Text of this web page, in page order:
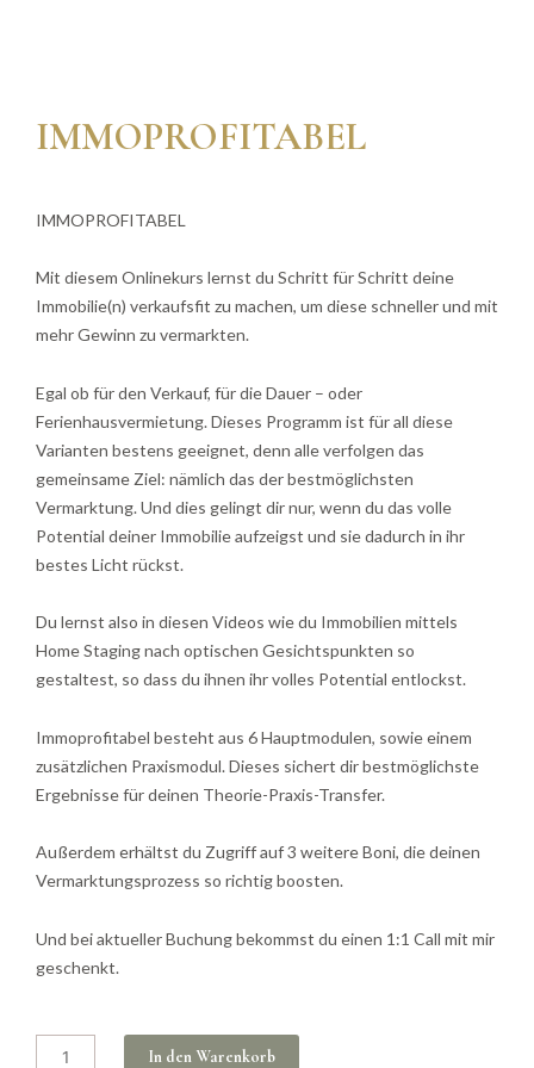
IMMOPROFITABEL
IMMOPROFITABEL
Mit diesem Onlinekurs lernst du Schritt für Schritt deine
Immobilie(n) verkaufsfit zu machen, um diese schneller und mit
mehr Gewinn zu vermarkten.
Egal ob für den Verkauf, für die Dauer – oder
Ferienhausvermietung. Dieses Programm ist für all diese
Varianten bestens geeignet, denn alle verfolgen das
gemeinsame Ziel: nämlich das der bestmöglichsten
Vermarktung. Und dies gelingt dir nur, wenn du das volle
Potential deiner Immobilie aufzeigst und sie dadurch in ihr
bestes Licht rückst.
Du lernst also in diesen Videos wie du Immobilien mittels
Home Staging nach optischen Gesichtspunkten so
gestaltest, so dass du ihnen ihr volles Potential entlockst.
Immoprofitabel besteht aus 6 Hauptmodulen, sowie einem
zusätzlichen Praxismodul. Dieses sichert dir bestmöglichste
Ergebnisse für deinen Theorie-Praxis-Transfer.
Außerdem erhältst du Zugriff auf 3 weitere Boni, die deinen
Vermarktungsprozess so richtig boosten.
Und bei aktueller Buchung bekommst du einen 1:1 Call mit mir
geschenkt.
ImmoprofitabelIn den Warenkorb